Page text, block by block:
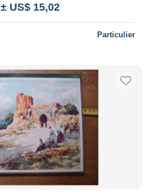
± US$ 15,02
Particulier